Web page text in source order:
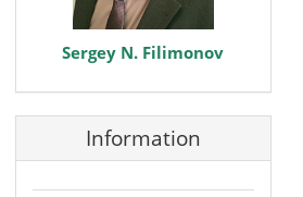
Sergey N. Filimonov
Information